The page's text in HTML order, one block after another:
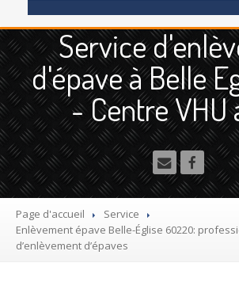
ENLÈVEMENTÉPAVE
Quoi?
Scooteret Moto
Camion
et Poids Lourd
Utilitaire
Démolisseuragrée VHU gratuit
Mettreà la casse sa voiture
Service
d'épave à Belle
- Centre VHU
Page d'accueil
Service
Enlèvement épave Belle-Église 60220:
d’enlèvement d’épaves